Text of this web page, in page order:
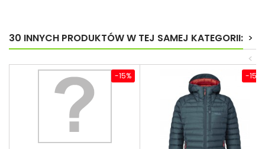
30 INNYCH PRODUKTÓW W TEJ SAMEJ KATEGORII: >
<
-15% -15%